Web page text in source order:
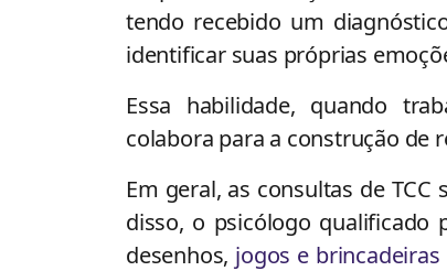
tendo recebido um
identificar suas próprias
Essa habilidade, quando
colabora para a construção de
Em geral, as consultas de
disso, o psicólogo qualificado
desenhos, jogos e brincadeiras